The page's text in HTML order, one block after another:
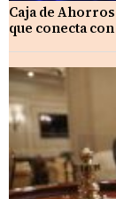
Caja de
que conecta